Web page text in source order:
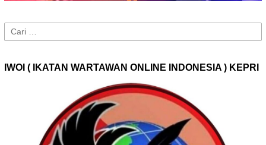
Cari
untuk:
IWOI ( IKATAN WARTAWAN ONLINE INDONESIA ) KEPRI